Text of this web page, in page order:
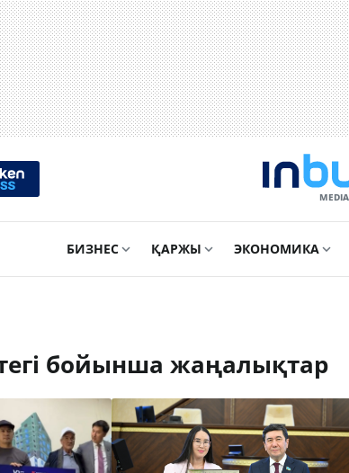
БИЗНЕС ҚАРЖЫ ЭКОНОМИКА
бойынша жаңалықтар